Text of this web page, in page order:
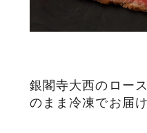
銀閣寺大西のロー
のまま冷凍でお届